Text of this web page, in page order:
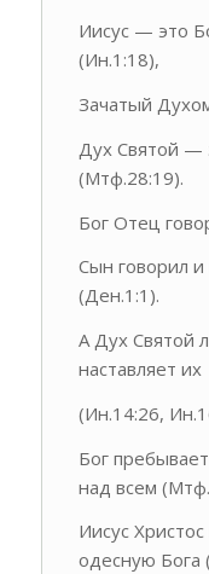
Иисус — это
(Ин.1:18),
Зачатый
Дух Святой —
(Мтф.28:19).
Бог Отец
Сын говорил
(Ден.1:1).
А Дух Святой
наставляет их
(Ин.14:26,
Бог
над всем
Иисус
одесную Бога